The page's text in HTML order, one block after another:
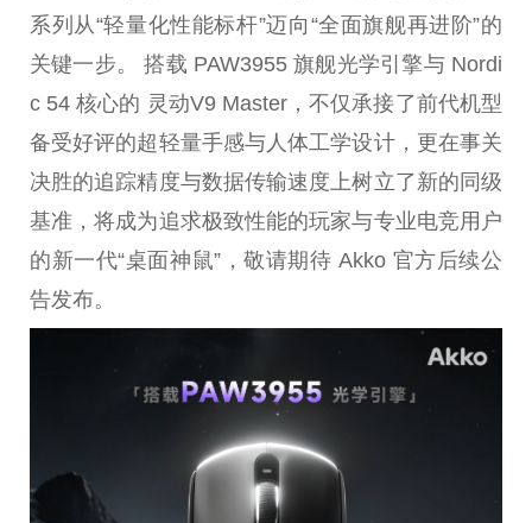
系列从“轻量化性能标杆”迈向“全面旗舰再进阶”的
关键一步。 搭载 PAW3955 旗舰光学引擎与 Nordi
c 54 核心的 灵动V9 Master，不仅承接了前代机型
备受好评的超轻量手感与人体工学设计，更在事关
决胜的追踪精度与数据传输速度上树立了新的同级
基准，将成为追求极致性能的玩家与专业电竞用户
的新一代“桌面神鼠”，敬请期待 Akko 官方后续公
告发布。